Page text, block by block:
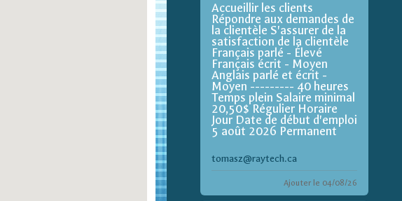
Accueillir les clients
Répondre aux demandes de
la clientèle S'assurer de la
satisfaction de la clientèle
Français parlé - Élevé
Français écrit - Moyen
Anglais parlé et écrit -
Moyen --------- 40 heures
Temps plein Salaire minimal
20,50$ Régulier Horaire
Jour Date de début d'emploi
5 août 2026 Permanent
tomasz@raytech.ca
Ajouter le 04/08/26